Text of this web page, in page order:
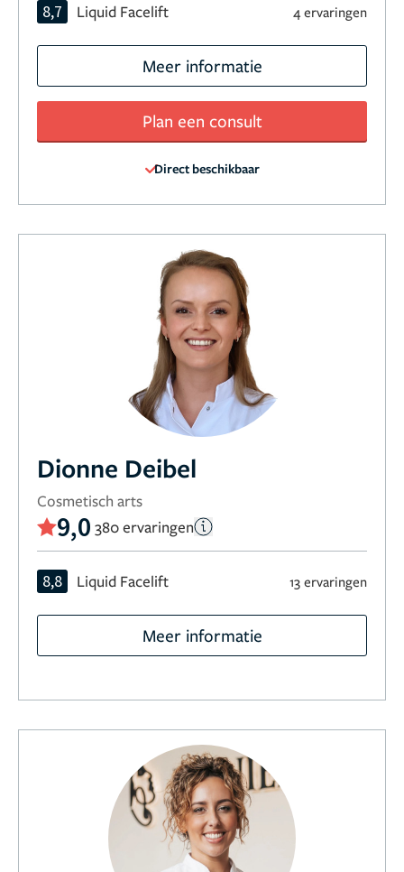
8,7 Liquid Facelift 4 ervaringen
Meer informatie
Plan een consult
Direct beschikbaar
Dionne Deibel
Cosmetisch arts
9,0 380 ervaringen
8,8 Liquid Facelift 13 ervaringen
Meer informatie